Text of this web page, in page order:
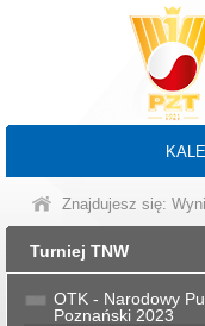
Znajdujesz się:
Turniej TNW
OTK - Narodowy
Poznański 2023